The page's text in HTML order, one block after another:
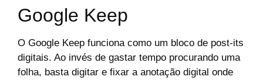
Google Keep
O Google Keep funciona como um bloco de post-its
digitais. Ao invés de gastar tempo procurando uma
folha, basta digitar e fixar a anotação digital onde